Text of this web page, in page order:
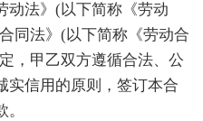
动法》(以下简称《劳动
同法》(以下简称《劳动合
，甲乙双方遵循合法、公
实信用的原则，签订本合